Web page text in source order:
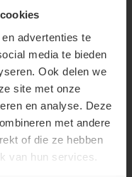
advertenties te
media te bieden
Ook delen we
site met onze
en analyse. Deze
met andere
of die ze hebben
van hun services.